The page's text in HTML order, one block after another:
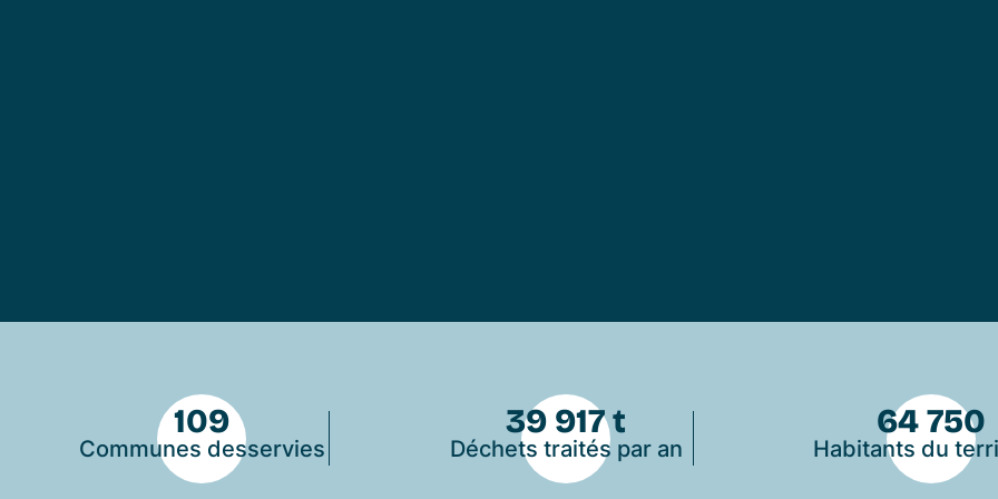
109
Communes desservies
39 917 t
Déchets traités par an
64 750
Habitants du